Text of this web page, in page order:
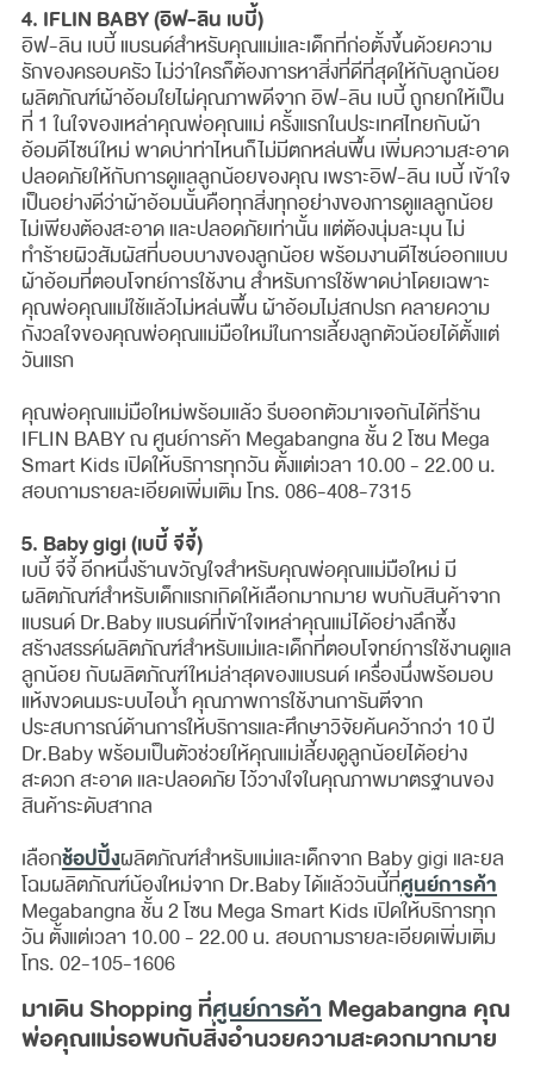
4. IFLIN BABY (อิฟ-ลิน เบบี้)
อิฟ-ลิน เบบี้ แบรนด์สำหรับคุณแม่และเด็กที่ก่อตั้งขึ้นด้วยความ
รักของครอบครัว ไม่ว่าใครก็ต้องการหาสิ่งที่ดีที่สุดให้กับลูกน้อย
ผลิตภัณฑ์ผ้าอ้อมใยไผ่คุณภาพดีจาก อิฟ-ลิน เบบี้ ถูกยกให้เป็น
ที่ 1 ในใจของเหล่าคุณพ่อคุณแม่ ครั้งแรกในประเทศไทยกับผ้า
อ้อมดีไซน์ใหม่ พาดบ่าท่าไหนก็ไม่มีตกหล่นพื้น เพิ่มความสะอาด
ปลอดภัยให้กับการดูแลลูกน้อยของคุณ เพราะอิฟ-ลิน เบบี้ เข้าใจ
เป็นอย่างดีว่าผ้าอ้อมนั้นคือทุกสิ่งทุกอย่างของการดูแลลูกน้อย
ไม่เพียงต้องสะอาด และปลอดภัยเท่านั้น แต่ต้องนุ่มละมุน ไม่
ทำร้ายผิวสัมผัสที่บอบบางของลูกน้อย พร้อมงานดีไซน์ออกแบบ
ผ้าอ้อมที่ตอบโจทย์การใช้งาน สำหรับการใช้พาดบ่าโดยเฉพาะ
คุณพ่อคุณแม่ใช้แล้วไม่หล่นพื้น ผ้าอ้อมไม่สกปรก คลายความ
กังวลใจของคุณพ่อคุณแม่มือใหม่ในการเลี้ยงลูกตัวน้อยได้ตั้งแต่
วันแรก
คุณพ่อคุณแม่มือใหม่พร้อมแล้ว รีบออกตัวมาเจอกันได้ที่ร้าน
IFLIN BABY ณ ศูนย์การค้า Megabangna ชั้น 2 โซน Mega
Smart Kids เปิดให้บริการทุกวัน ตั้งแต่เวลา 10.00 - 22.00 น.
สอบถามรายละเอียดเพิ่มเติม โทร. 086-408-7315
5. Baby gigi (เบบี้ จีจี้)
เบบี้ จีจี้ อีกหนึ่งร้านขวัญใจสำหรับคุณพ่อคุณแม่มือใหม่ มี
ผลิตภัณฑ์สำหรับเด็กแรกเกิดให้เลือกมากมาย พบกับสินค้าจาก
แบรนด์ Dr.Baby แบรนด์ที่เข้าใจเหล่าคุณแม่ได้อย่างลึกซึ้ง
สร้างสรรค์ผลิตภัณฑ์สำหรับแม่และเด็กที่ตอบโจทย์การใช้งานดูแล
ลูกน้อย กับผลิตภัณฑ์ใหม่ล่าสุดของแบรนด์ เครื่องนึ่งพร้อมอบ
แห้งขวดนมระบบไอน้ำ คุณภาพการใช้งานการันตีจาก
ประสบการณ์ด้านการให้บริการและศึกษาวิจัยค้นคว้ากว่า 10 ปี
Dr.Baby พร้อมเป็นตัวช่วยให้คุณแม่เลี้ยงดูลูกน้อยได้อย่าง
สะดวก สะอาด และปลอดภัย ไว้วางใจในคุณภาพมาตรฐานของ
สินค้าระดับสากล
เลือกช้อปปิ้งผลิตภัณฑ์สำหรับแม่และเด็กจาก Baby gigi และยล
โฉมผลิตภัณฑ์น้องใหม่จาก Dr.Baby ได้แล้ววันนี้ที่ศูนย์การค้า
Megabangna ชั้น 2 โซน Mega Smart Kids เปิดให้บริการทุก
วัน ตั้งแต่เวลา 10.00 - 22.00 น. สอบถามรายละเอียดเพิ่มเติม
โทร. 02-105-1606
มาเดิน Shopping ที่ศูนย์การค้าMegabangna คุณ
พ่อคุณแม่รอพบกับสิ่งอำนวยความสะดวกมากมาย